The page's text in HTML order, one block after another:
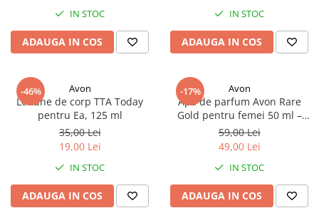
IN STOC
ADAUGA IN COS
IN STOC
ADAUGA IN COS
-46% Avon
Lotiune de corp TTA Today
pentru Ea, 125 ml
35,00 Lei
19,00 Lei
IN STOC
ADAUGA IN COS
-17% Avon
Apă de parfum Avon Rare
Gold pentru femei 50 ml –
parfum floral-oriental cu note
de portocală, iasomie și
ambră, pentru femeia
elegantă și rafinată
59,00 Lei
49,00 Lei
IN STOC
ADAUGA IN COS